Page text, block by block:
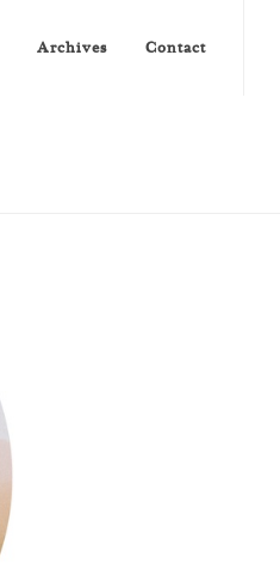
Archives Contact